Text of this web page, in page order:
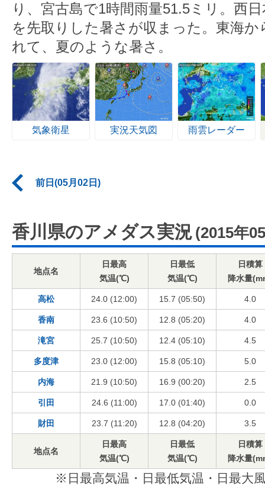
り、宮古島で1時間雨量51.5ミリ。西
を先取りした暑さが収まった。東海か
れて、夏のような暑さ。
気象衛星 実況天気図 雨雲レーダー
前日(05月02日)
香川県のアメダス実況 (2015年
地点名
日最高
気温(℃)
日最低
気温(℃)
日積算
降水量
高松 24.0 (12:00) 15.7 (05:50) 4.0
香南 23.6 (10:50) 12.8 (05:20) 4.0
滝宮 25.7 (10:50) 12.4 (05:10) 4.5
多度津 23.0 (12:00) 15.8 (05:10) 5.0
内海 21.9 (10:50) 16.9 (00:20) 2.5
引田 24.6 (11:00) 17.0 (01:40) 0.0
財田 23.7 (11:20) 12.8 (04:20) 3.5
地点名
日最高
気温(℃)
日最低
気温(℃)
日積算
降水量
※日最高気温・日最低気温・日最大